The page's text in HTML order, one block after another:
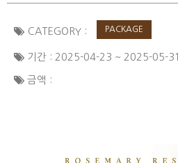
CATEGORY : PACKAGE
기간 : 2025-04-23 ~ 2025-05-31
금액 :